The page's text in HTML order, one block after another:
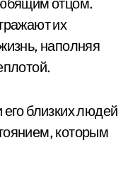
их
наполняя
близких людей
которым